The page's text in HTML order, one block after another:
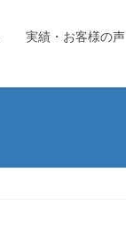
実績・お客様の声